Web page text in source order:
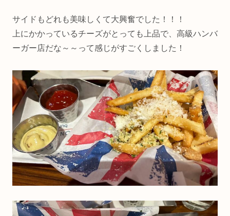
サイドもどれも美味しくて大興奮でした！！！
上にかかっているチーズがとっても上品で、高級ハンバ
ーガー店だな～～って感じがすごくしました！